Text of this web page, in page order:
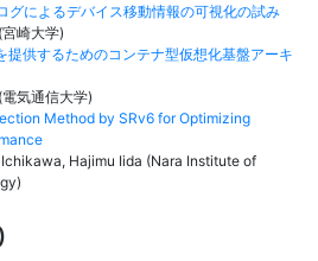
グによるデバイス移動情報の可視化の試み
崎大学)
提供するためのコンテナ型仮想化基盤アーキ
気通信大学)
Method by SRv6 for Optimizing
Hajimu Iida (Nara Institute of